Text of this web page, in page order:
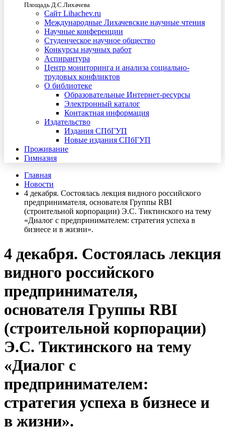
Площадь Д.С.Лихачева
Сайт Lihachev.ru
Международные Лихачевские научные чтения
Научные конференции
Студенческое научное общество
Конкурсы научных работ
Аспирантура
Центр мониторинга и анализа социально-
трудовых конфликтов
О библиотеке
Образовательные Интернет-ресурсы
Электронный каталог
Контактная информация
Издательство
Издания СПбГУП
Новые издания СПбГУП
Проживание
Гимназия
Главная
Новости
4 декабря. Состоялась лекция видного российского
предпринимателя, основателя Группы RBI
(строительной корпорации) Э.С. Тиктинского на тему
«Диалог с предпринимателем: стратегия успеха в
бизнесе и в жизни».
4 декабря. Состоялась лекция
видного российского
предпринимателя,
основателя Группы RBI
(строительной корпорации)
Э.С. Тиктинского на тему
«Диалог с
предпринимателем:
стратегия успеха в бизнесе и
в жизни».